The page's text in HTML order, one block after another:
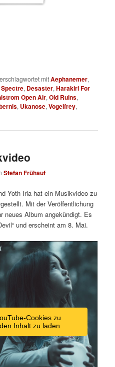
mitAephanemer,
, Desaster,Harakiri For
Open Air,Old Ruins,
, Ukanose,Vogelfrey,
Stefan Frühauf
Yoth Iria hat ein Musikvideo zu
Mit der Veröffentlichung
neues Album angekündigt. Es
und erscheint am 8. Mai.
Cookies zu
Inhalt zu laden